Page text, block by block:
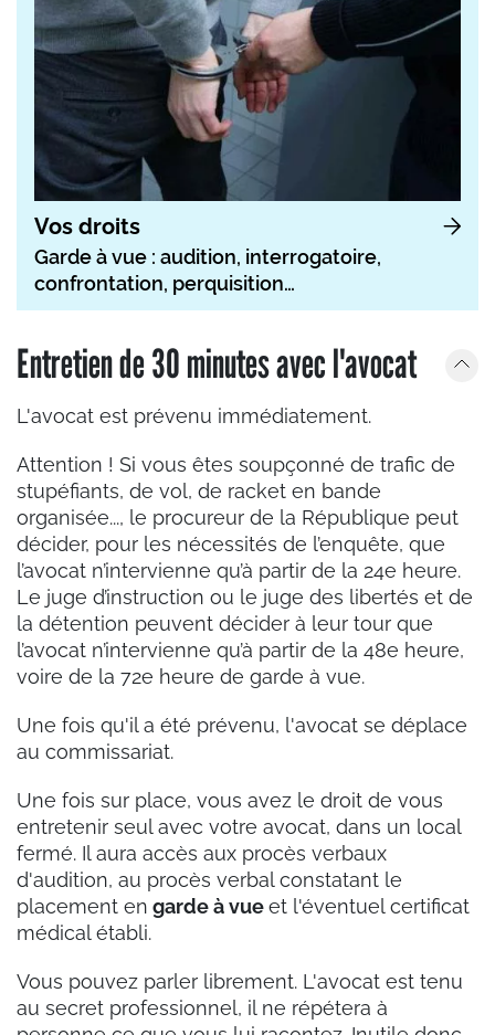
Vos droits
Garde à vue : audition, interrogatoire,
confrontation, perquisition…
Entretien de 30 minutes avec l'avocat
L'avocat est prévenu immédiatement.
Attention ! Si vous êtes soupçonné de trafic de
stupéfiants, de vol, de racket en bande
organisée..., le procureur de la République peut
décider, pour les nécessités de l’enquête, que
l’avocat n’intervienne qu’à partir de la 24e heure.
Le juge d’instruction ou le juge des libertés et de
la détention peuvent décider à leur tour que
l’avocat n’intervienne qu’à partir de la 48e heure,
voire de la 72e heure de garde à vue.
Une fois qu'il a été prévenu, l'avocat se déplace
au commissariat.
Une fois sur place, vous avez le droit de vous
entretenir seul avec votre avocat, dans un local
fermé. Il aura accès aux procès verbaux
d'audition, au procès verbal constatant le
placement en garde à vueet l'éventuel certificat
médical établi.
Vous pouvez parler librement. L'avocat est tenu
au secret professionnel, il ne répétera à